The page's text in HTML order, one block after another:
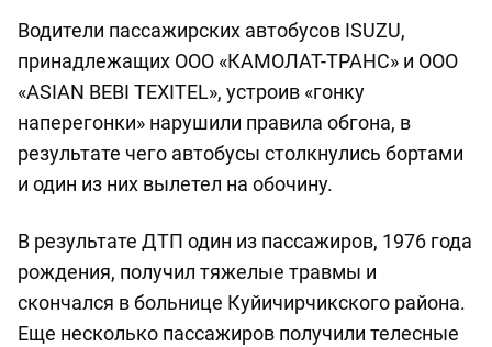
Водители пассажирских автобусов ISUZU,
принадлежащих ООО «КАМОЛАТ-ТРАНС» и ООО
«ASIAN BEBI TEXITEL», устроив «гонку
наперегонки» нарушили правила обгона, в
результате чего автобусы столкнулись бортами
и один из них вылетел на обочину.
В результате ДТП один из пассажиров, 1976 года
рождения, получил тяжелые травмы и
скончался в больнице Куйичирчикского района.
Еще несколько пассажиров получили телесные